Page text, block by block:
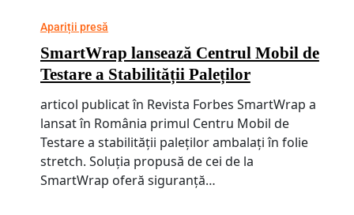
Apariții presă
SmartWrap lansează Centrul Mobil de
Testare a Stabilității Paleților
articol publicat în Revista Forbes SmartWrap a
lansat în România primul Centru Mobil de
Testare a stabilității paleților ambalați în folie
stretch. Soluția propusă de cei de la
SmartWrap oferă siguranță…